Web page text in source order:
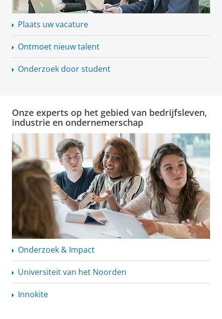
Plaats uw vacature
Ontmoet nieuw talent
Onderzoek door student
Onze experts op het gebied van bedrijfsleven,
industrie en ondernemerschap
Onderzoek & Impact
Universiteit van het Noorden
Innokite